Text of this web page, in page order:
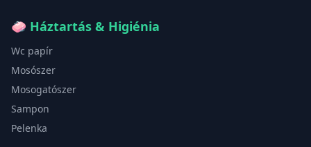
🧼 Háztartás & Higiénia
Wc papír
Mosószer
Mosogatószer
Sampon
Pelenka